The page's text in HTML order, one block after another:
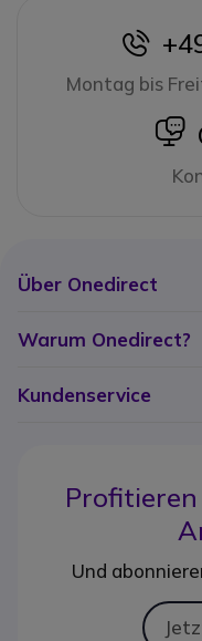
Montag bis
Über Onedirect
Warum Onedirect?
Kundenservice
Profitieren
Und